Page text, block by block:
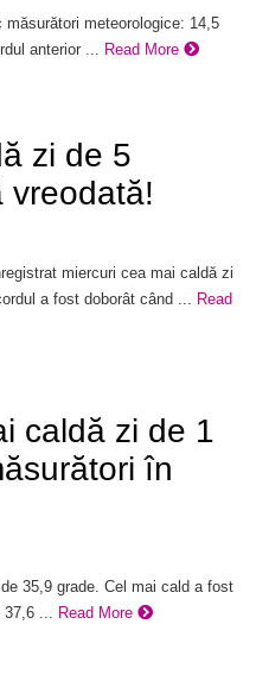
meteorologice: 14,5
anterior ... Read More
zi de 5
vreodată!
miercuri cea mai caldă zi
a fost doborât când ... Read
caldă zi de 1
în
35,9 grade. Cel mai cald a fost
...
Read More